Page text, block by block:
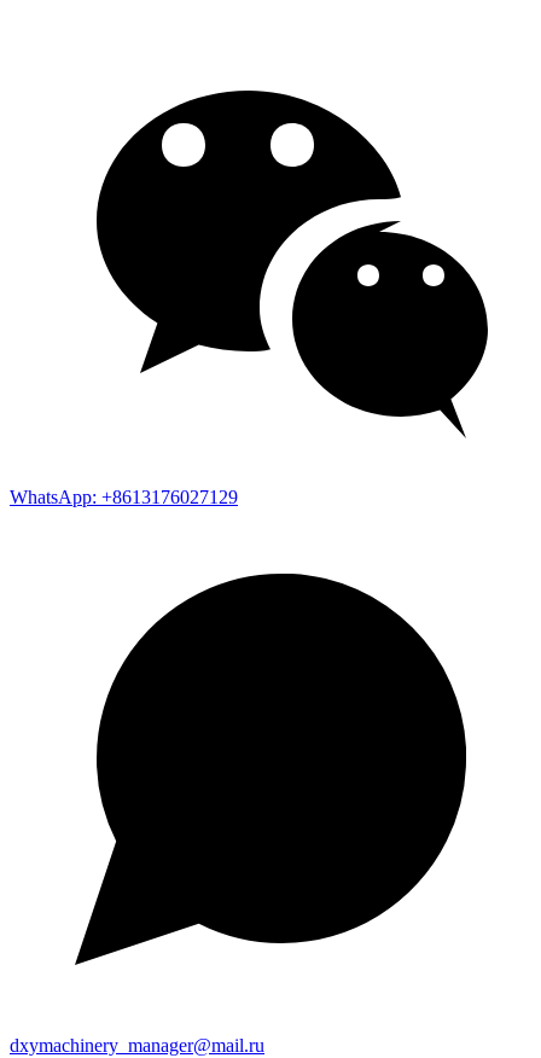
WhatsApp: +8613176027129
dxymachinery_manager@mail.ru